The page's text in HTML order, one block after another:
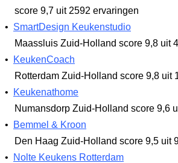
score 9,7 uit 2592 ervaringen
• SmartDesign Keukenstudio
Maassluis Zuid-Holland score 9,8 uit
•
KeukenCoach
Rotterdam Zuid-Holland score 9,8 uit
•
Keukenathome
Numansdorp Zuid-Holland score 9,6
•
Bemmel & Kroon
Den Haag Zuid-Holland score 9,5 uit
•
Nolte Keukens Rotterdam